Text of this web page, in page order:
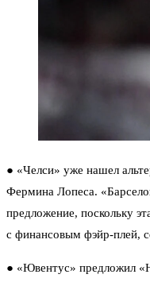
● «Челси» уже нашел
Фермина Лопеса.
предложение, поскольку
с финансовым фэйр-плей,
● «Ювентус» предложил